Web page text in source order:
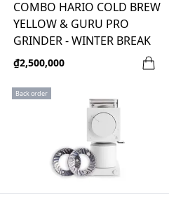
COMBO HARIO COLD BREW
YELLOW & GURU PRO
GRINDER - WINTER BREAK
₫2,500,000
Back order